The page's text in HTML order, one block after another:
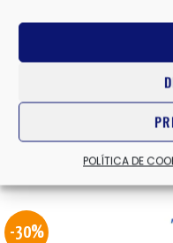
POLÍTICA DE
COLOR
Valoraciones (0)
-30%